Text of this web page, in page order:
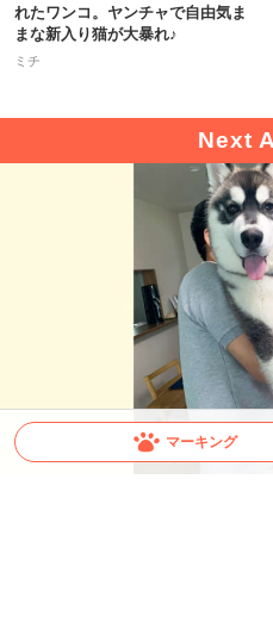
マーキング
れたワンコ。ヤンチャで自由気ま
まな新入り猫が大暴れ♪
ミチ